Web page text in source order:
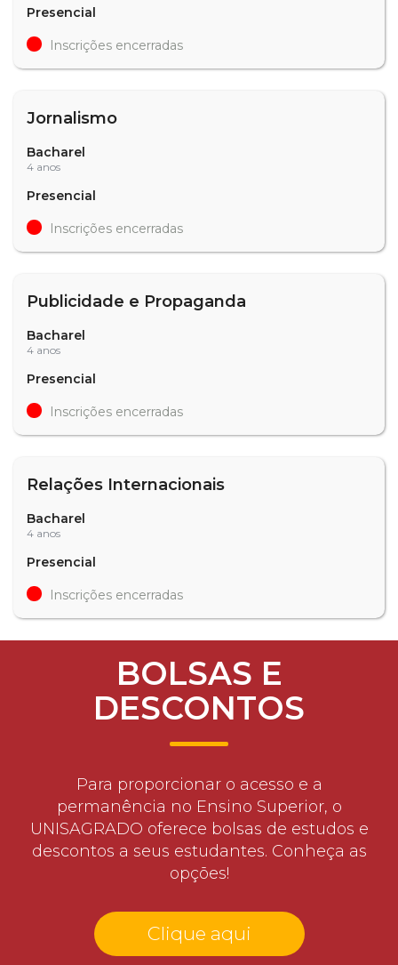
Presencial
Inscrições encerradas
Jornalismo
Bacharel
4 anos
Presencial
Inscrições encerradas
Publicidade e Propaganda
Bacharel
4 anos
Presencial
Inscrições encerradas
Relações Internacionais
Bacharel
4 anos
Presencial
Inscrições encerradas
BOLSAS E
DESCONTOS
Para proporcionar o acesso e a
permanência no Ensino Superior, o
UNISAGRADO oferece bolsas de estudos e
descontos a seus estudantes. Conheça as
opções!
Clique aqui